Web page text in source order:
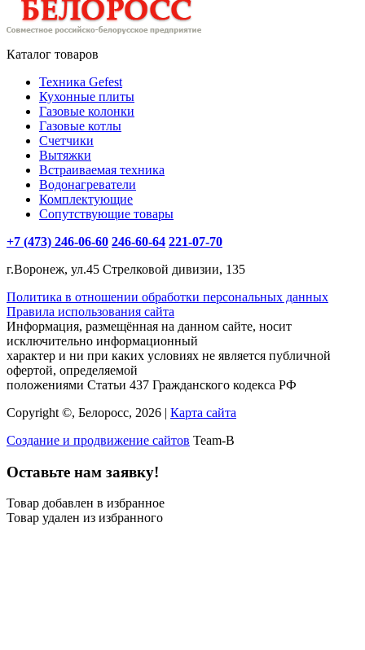
Каталог товаров
Техника Gefest
Кухонные плиты
Газовые колонки
Газовые котлы
Счетчики
Вытяжки
Встраиваемая техника
Водонагреватели
Комплектующие
Сопутствующие товары
+7 (473) 246-06-60 246-60-64 221-07-70
г.Воронеж, ул.45 Стрелковой дивизии, 135
Политика в отношении обработки персональных данных
Правила использования сайта
Информация, размещённая на данном сайте, носит
исключительно информационный
характер и ни при каких условиях не является публичной
офертой, определяемой
положениями Статьи 437 Гражданского кодекса РФ
Copyright ©, Белоросс, 2026 | Карта сайта
Создание и продвижение сайтов Team-B
Оставьте нам заявку!
Товар добавлен в избранное
Товар удален из избранного